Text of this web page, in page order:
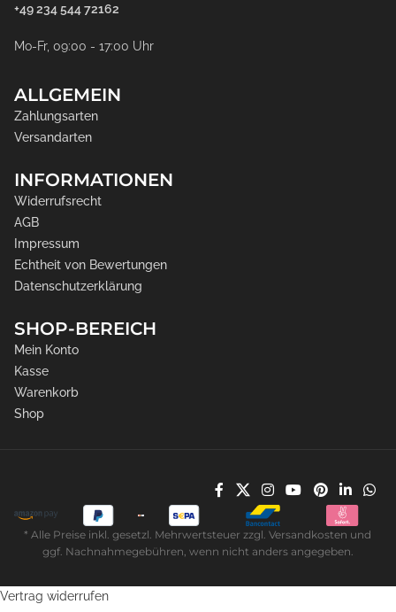
+49 234 544 72162
Mo-Fr, 09:00 - 17:00 Uhr
ALLGEMEIN
Zahlungsarten
Versandarten
INFORMATIONEN
Widerrufsrecht
AGB
Impressum
Echtheit von Bewertungen
Datenschutzerklärung
SHOP-BEREICH
Mein Konto
Kasse
Warenkorb
Shop
* Alle Preise inkl. gesetzl. Mehrwertsteuer zzgl. Versandkosten und
ggf. Nachnahmegebühren, wenn nicht anders angegeben.
3D
Vertrag widerrufen